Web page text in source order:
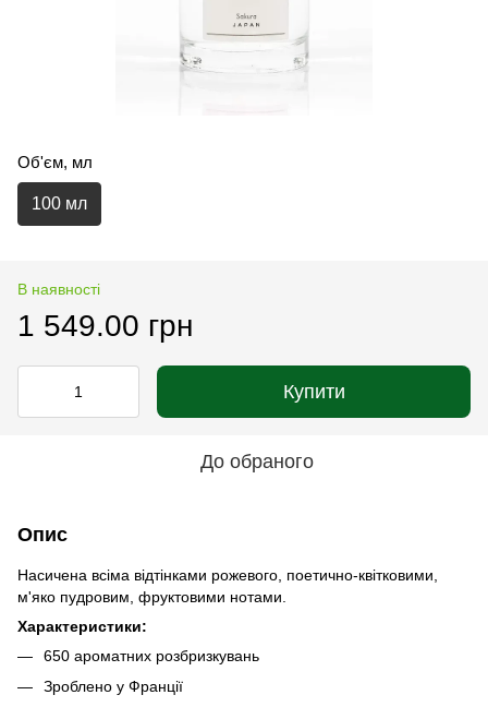
Об'єм, мл
100 мл
В наявності
1 549.00 грн
Купити
До обраного
Опис
Насичена всіма відтінками рожевого, поетично-квітковими,
м'яко пудровим, фруктовими нотами.
Характеристики:
650 ароматних розбризкувань
Зроблено у Франції